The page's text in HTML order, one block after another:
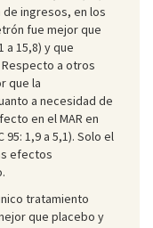
de ingresos, en los
fue mejor que
a 15,8) y que
Respecto a otros
que la
a necesidad de
en el MAR en
1,9 a 5,1). Solo el
efectos
tratamiento
que placebo y